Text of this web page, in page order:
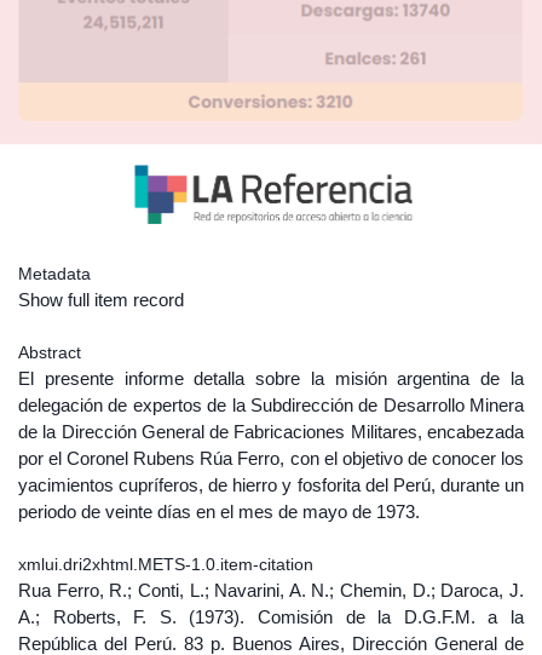
Metadata
Show full item record
Abstract
El presente informe detalla sobre la misión argentina de la
delegación de expertos de la Subdirección de Desarrollo Minera
de la Dirección General de Fabricaciones Militares, encabezada
por el Coronel Rubens Rúa Ferro, con el objetivo de conocer los
yacimientos cupríferos, de hierro y fosforita del Perú, durante un
periodo de veinte días en el mes de mayo de 1973.
xmlui.dri2xhtml.METS-1.0.item-citation
Rua Ferro, R.; Conti, L.; Navarini, A. N.; Chemin, D.; Daroca, J.
A.; Roberts, F. S. (1973). Comisión de la D.G.F.M. a la
República del Perú. 83 p. Buenos Aires, Dirección General de